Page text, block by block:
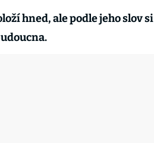
hned, ale podle jeho slov si